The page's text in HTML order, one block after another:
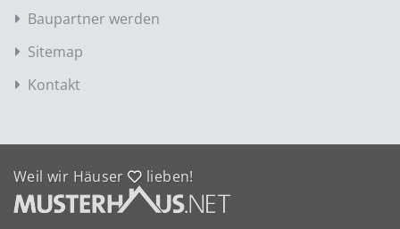
Baupartner werden
Sitemap
Kontakt
Weil wir Häuser lieben!